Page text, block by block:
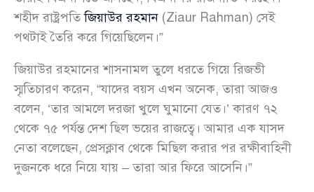
শহীদ রাষ্ট্রপতিজিয়াউর রহমান (Ziaur Rahman) সেই
পথটাই তৈরি করে গিয়েছিলেন।”
জিয়াউর রহমানের শাসনামল তুলে ধরতে গিয়ে রিজভী
স্মৃতিচারণ করেন, “যাদের বয়স এখন অনেক, তারা আজও
বলেন, ‘তার আমলে দরজা খুলে ঘুমানো যেত।’ কারণ ৭২
থেকে ৭৫ পর্যন্ত দেশ ছিল ভয়ের রাজত্বে। আমার এক যাসদ
নেতা বলেছেন, প্রেসক্লাব থেকে মিছিল করার পর রক্ষীবাহিনী
দুজনকে ধরে নিয়ে যায় – তারা আর ফিরে আসেনি।”